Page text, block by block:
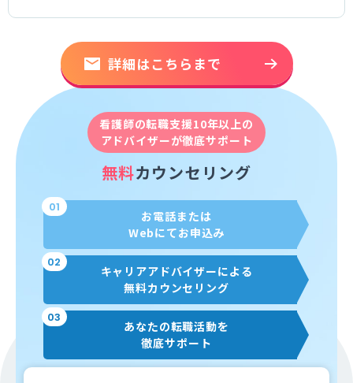
詳細はこちらまで
看護師の転職支援10年以上の
アドバイザーが徹底サポート
無料カウンセリング
01
お電話または
Webにてお申込み
02
キャリアアドバイザーによる
無料カウンセリング
03
あなたの転職活動を
徹底サポート